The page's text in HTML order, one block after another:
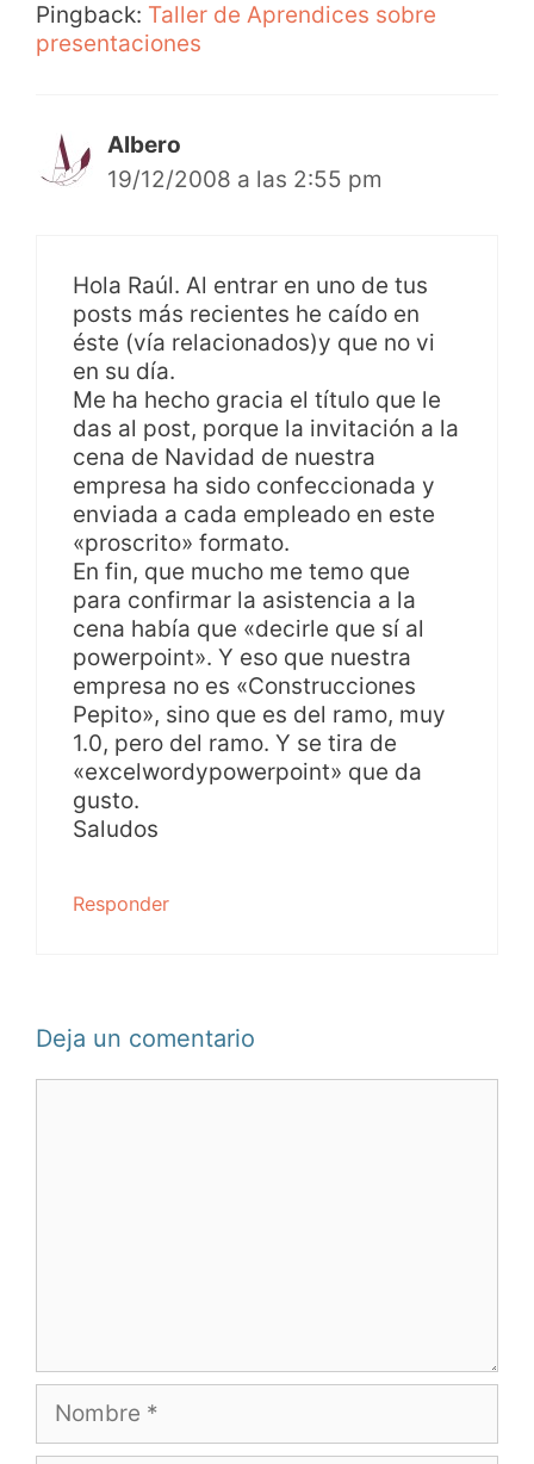
Pingback: Taller de Aprendices sobre
presentaciones
Albero
19/12/2008 a las 2:55 pm
Hola Raúl. Al entrar en uno de tus
posts más recientes he caído en
éste (vía relacionados)y que no vi
en su día.
Me ha hecho gracia el título que le
das al post, porque la invitación a la
cena de Navidad de nuestra
empresa ha sido confeccionada y
enviada a cada empleado en este
«proscrito» formato.
En fin, que mucho me temo que
para confirmar la asistencia a la
cena había que «decirle que sí al
powerpoint». Y eso que nuestra
empresa no es «Construcciones
Pepito», sino que es del ramo, muy
1.0, pero del ramo. Y se tira de
«excelwordypowerpoint» que da
gusto.
Saludos
Responder
Deja un comentario